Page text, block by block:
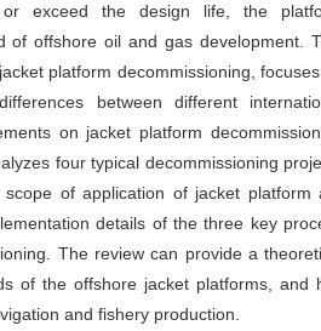
exceed the design life, the
of offshore oil and gas development.
platform decommissioning,
between different
on jacket platform
four typical decommissioning
of application of jacket platform
details of the three key
The review can provide a
of the offshore jacket platforms, and
and fishery production.